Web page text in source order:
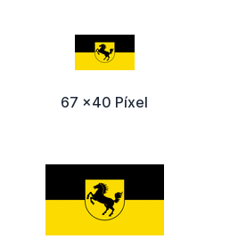
67 x40 Píxel